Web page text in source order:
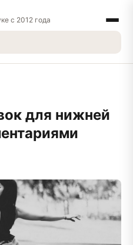
с 2012 года
для нижней